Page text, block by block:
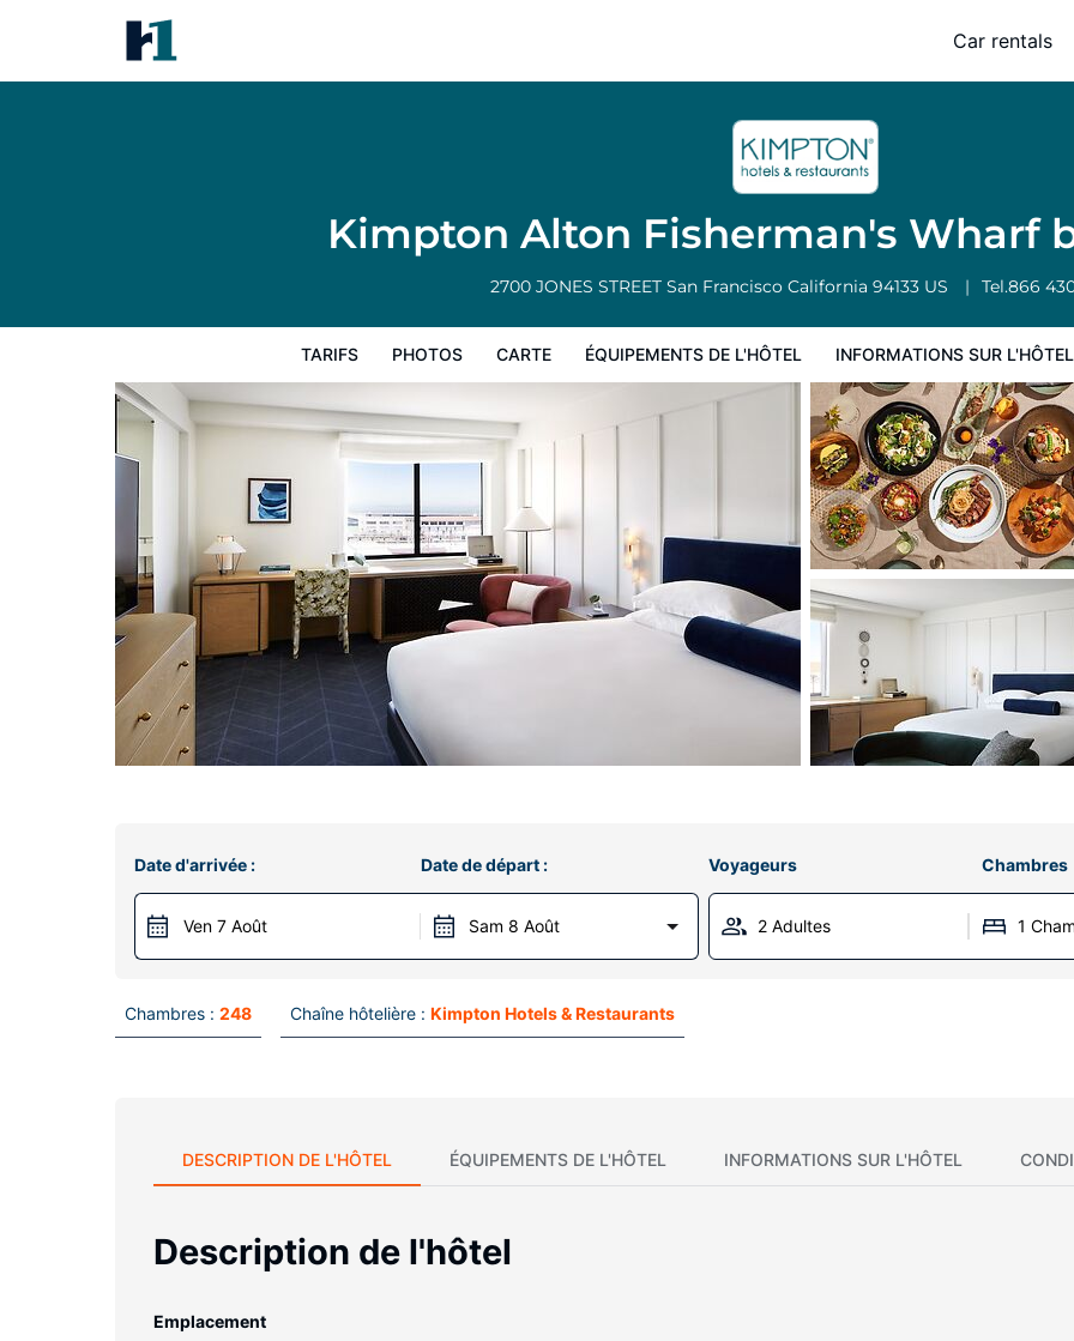
Car rentals
Kimpton Alton Fisherman's Wharf
2700 JONES STREET San Francisco California 94133 US Tel.866
TARIFS PHOTOS CARTE ÉQUIPEMENTS DE L'HÔTEL INFORMATIONS SUR L'HÔTEL
Conditions de l'hôtel
Date d'arrivée :
Ven 7 Août
Date de départ :
Sam 8 Août
Voyageurs Chambres
2 Adultes 1
Chambres : 248 Chaîne hôtelière : Kimpton Hotels & Restaurants
DESCRIPTION DE L'HÔTEL ÉQUIPEMENTS DE L'HÔTEL INFORMATIONS SUR L'HÔTEL
Description de l'hôtel
Emplacement